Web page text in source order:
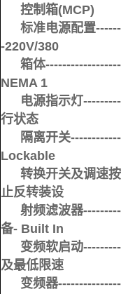
控制箱(MCP)
标准电源配置
-220V/380
箱体
NEMA 1
电源指示灯
行状态
隔离开关
Lockable
转换开关及调速
止反转装设
射频滤波器
备- Built In
变频软启动
及最低限速
变频器